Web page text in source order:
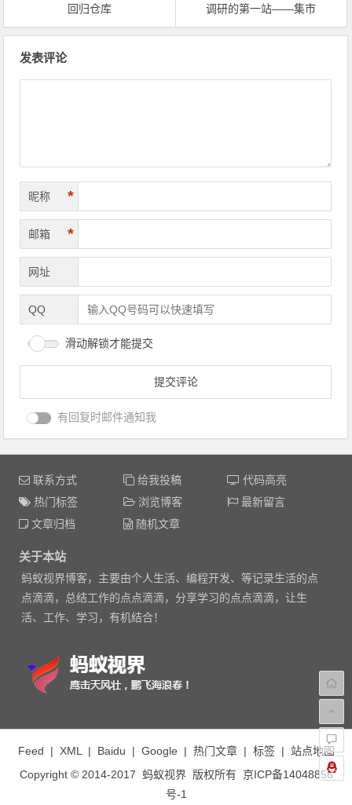
回归仓库
调研的第一站――集市
发表评论
昵称 *
邮箱 *
网址
QQ
滑动解锁才能提交
有回复时邮件通知我
联系方式 给我投稿
代码高亮
热门标签
浏览博客
最新留言
文章归档
随机文章
关于本站
蚂蚁视界博客，主要由个人生活、编程开发、等记录生活的点
点滴滴，总结工作的点点滴滴，分享学习的点点滴滴，让生
活、工作、学习，有机结合！
Feed | XML| Baidu | Google | 热门文章| 标签| 站点地图
Copyright © 2014-2017 蚂蚁视界版权所有 京ICP备14048856
号-1